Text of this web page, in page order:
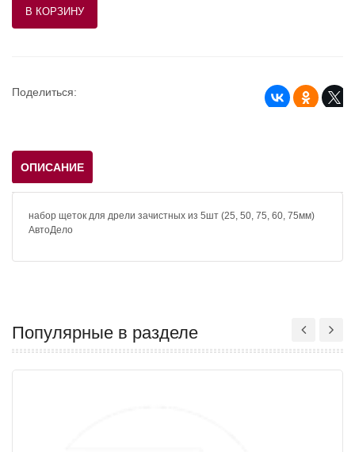
Поделиться:
ОПИСАНИЕ
набор щеток для дрели зачистных из 5шт (25, 50, 75, 60, 75мм)
АвтоДело
Популярные в разделе